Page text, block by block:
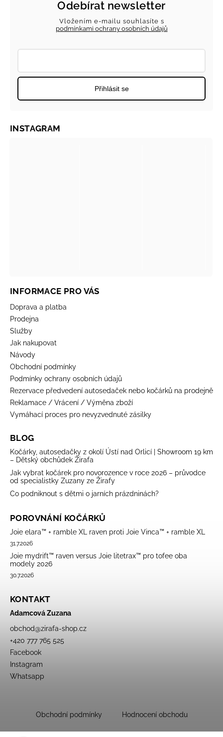
Odebírat newsletter
Vložením e-mailu souhlasíte s
podmínkami ochrany osobních údajů
Přihlásit se
INFORMACE PRO VÁS
Doprava a platba
Prodejna
Služby
Jak nakupovat
Návody
Obchodní podmínky
Podmínky ochrany osobních údajů
Rezervace předvedení autosedaček nebo kočárků na prodejně
Reklamace / Vrácení / Výměna zboží
Vymáhací proces pro nevyzvednuté zásilky
BLOG
Kočárky, autosedačky z okolí Ústí nad Orlicí | Showroom 19 km
– Dětský obchůdek Žirafa
Jak vybrat kočárek pro novorozence v roce 2026 – průvodce
od specialistky Zuzany ze Žirafy
Co podniknout s dětmi o jarních prázdninách?
POROVNÁNÍ KOČÁRKŮ
Joie elara™ + ramble XL raven proti Joie Vinca™ + ramble XL
31.7.2026
Joie mydrift™ raven versus Joie litetrax™ pro tofee oba
modely 2026
30.7.2026
KONTAKT
Adamcová Zuzana
obchod@zirafa-shop.cz
+420 777 765 525
Facebook
Instagram
Whatsapp
INSTAGRAM
Obchodní podmínky Hodnocení obchodu